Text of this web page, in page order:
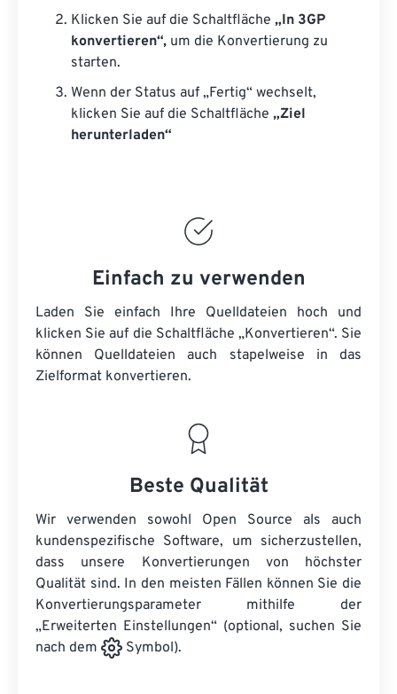
Klicken Sie auf die Schaltfläche „In 3GP
konvertieren“, um die Konvertierung zu
starten.
Wenn der Status auf „Fertig“ wechselt,
klicken Sie auf die Schaltfläche „Ziel
herunterladen“
Einfach zu verwenden
Laden Sie einfach Ihre Quelldateien hoch und
klicken Sie auf die Schaltfläche „Konvertieren“. Sie
können Quelldateien auch stapelweise in das
Zielformat konvertieren.
Beste Qualität
Wir verwenden sowohl Open Source als auch
kundenspezifische Software, um sicherzustellen,
dass unsere Konvertierungen von höchster
Qualität sind. In den meisten Fällen können Sie die
Konvertierungsparameter mithilfe der
„Erweiterten Einstellungen“ (optional, suchen Sie
nach dem
Symbol).